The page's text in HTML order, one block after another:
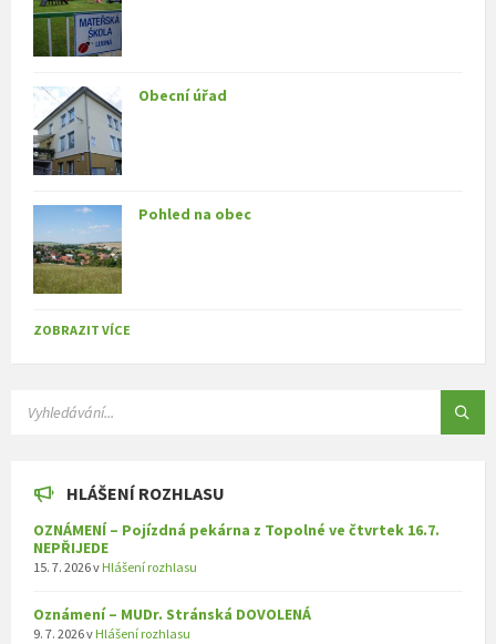
Obecní úřad
Pohled na obec
ZOBRAZIT VÍCE
HLÁŠENÍ ROZHLASU
OZNÁMENÍ – Pojízdná pekárna z Topolné ve čtvrtek 16.7.
NEPŘIJEDE
15. 7. 2026v Hlášení rozhlasu
Oznámení – MUDr. Stránská DOVOLENÁ
9. 7. 2026v Hlášení rozhlasu